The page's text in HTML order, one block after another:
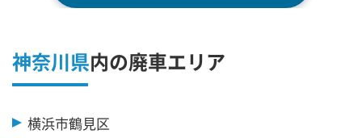
神奈川県内の廃車エリア
横浜市鶴見区